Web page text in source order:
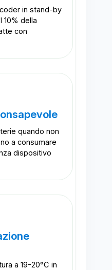
in stand-by
10% della
con
quando non
a consumare
dispositivo
a 19-20°C in